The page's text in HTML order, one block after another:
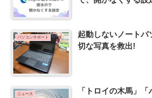
パソコンサポート
起動しないノートパ
切な写真を救出!
ニュース
「トロイの木馬」